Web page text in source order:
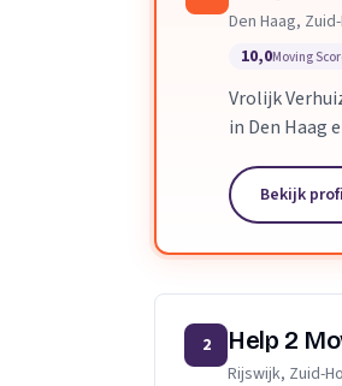
Den Haag,
10,0Moving
Vrolijk
in Den Haag
verloopt.
Bekijk
2 Help 2
Rijswijk, Zuid-